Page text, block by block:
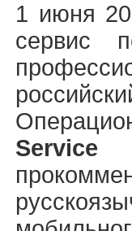
1 июня
сервис